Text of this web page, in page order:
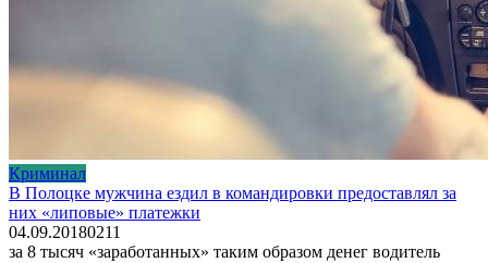
Криминал
В Полоцке мужчина ездил в командировки предоставлял за
них «липовые» платежки
04.09.20180211
за 8 тысяч «заработанных» таким образом денег водитель